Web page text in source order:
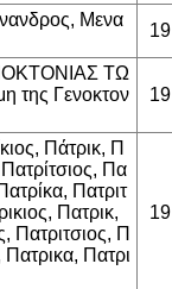
Μενα
19
ΤΩ
της Γενοκτον
19
Πάτρικ, Π
Πα
Πατριτ
Πατρικ,
Πατριτσιος, Π
Πατρικα, Πατρι
19